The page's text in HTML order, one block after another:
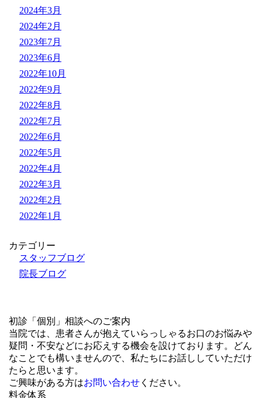
2024年3月
2024年2月
2023年7月
2023年6月
2022年10月
2022年9月
2022年8月
2022年7月
2022年6月
2022年5月
2022年4月
2022年3月
2022年2月
2022年1月
カテゴリー
スタッフブログ
院長ブログ
初診「個別」相談へのご案内
当院では、患者さんが抱えていらっしゃるお口のお悩みや
疑問・不安などにお応えする機会を設けております。どん
なことでも構いませんので、私たちにお話ししていただけ
たらと思います。
ご興味がある方はお問い合わせください。
料金体系